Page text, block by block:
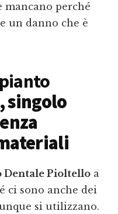
mancano perché
un danno che è
, singolo
Pioltello a
ci sono anche dei
si utilizzano.